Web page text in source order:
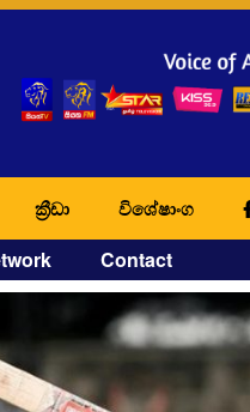
ක්‍රීඩා විශේෂාංග
Contact